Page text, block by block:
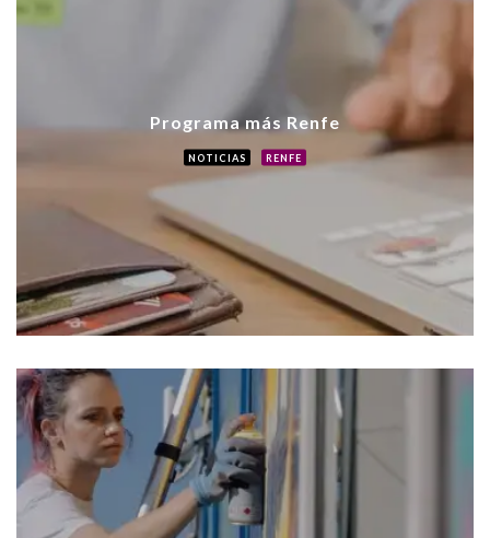
Programa más Renfe
NOTICIAS RENFE